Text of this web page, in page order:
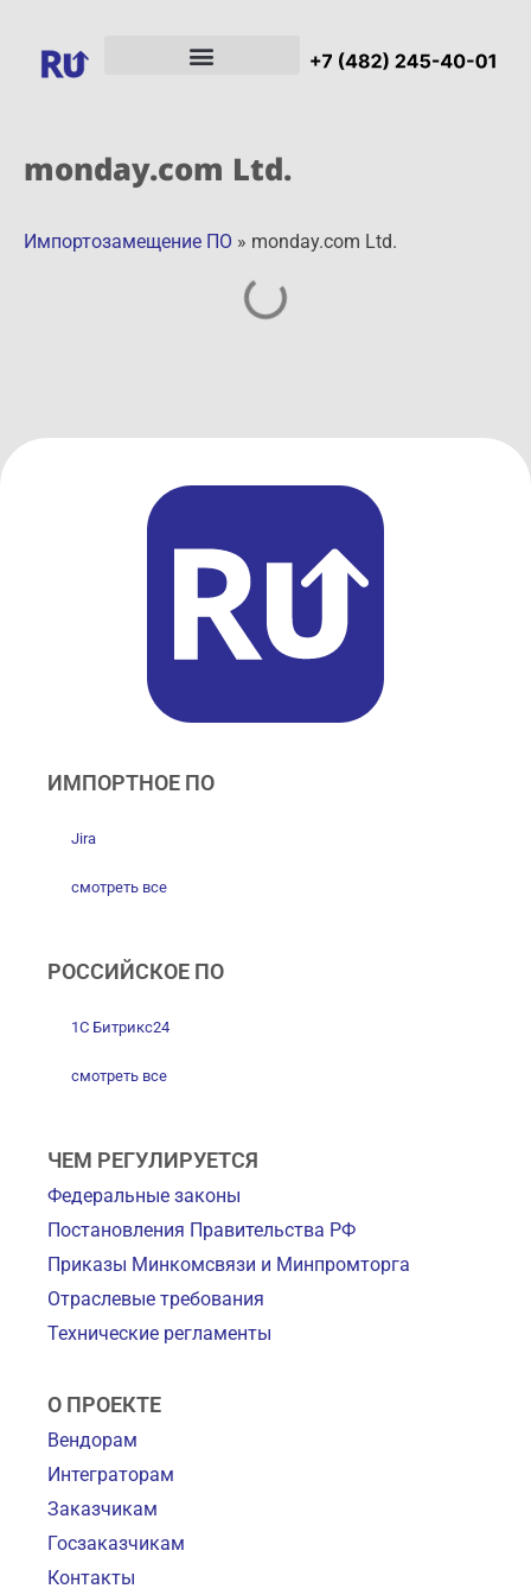
monday.com Ltd.
Импортозамещение ПО » monday.com Ltd.
ИМПОРТНОЕ ПО
Jira
смотреть все
РОССИЙСКОЕ ПО
1С Битрикс24
смотреть все
ЧЕМ РЕГУЛИРУЕТСЯ
Федеральные законы
Постановления Правительства РФ
Приказы Минкомсвязи и Минпромторга
Отраслевые требования
Технические регламенты
О ПРОЕКТЕ
Вендорам
Интеграторам
Заказчикам
Госзаказчикам
Контакты